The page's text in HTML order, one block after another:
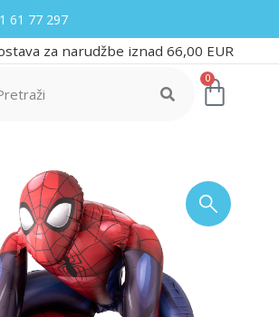
za narudžbe iznad 66,00 EUR
0
77 297